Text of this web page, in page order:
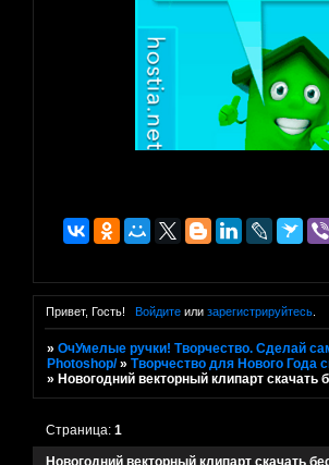
Привет, Гость! Войдитеили зарегистрируйтесь.
»ОчУмелые ручки! Творчество. Сделай
Photoshop/ »Творчество для Нового Года
» Новогодний векторный клипарт скачать
Новогодний векторный клипарт скачать
Страница:1